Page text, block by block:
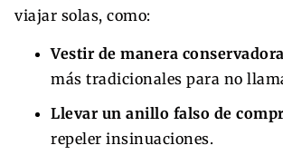
viajar solas, como:
Vestir de manera conservadora
más tradicionales para no
Llevar un anillo falso de
repeler insinuaciones.